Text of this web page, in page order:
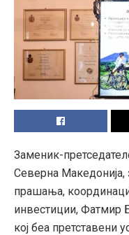
Заменик-
Северна
прашања,
инвестиции, Фатмир
кој беа претставени